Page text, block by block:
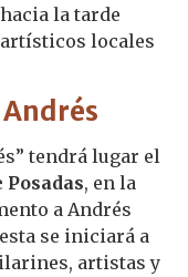
la tarde
locales
tendrá lugar el
, en la
a Andrés
se iniciará a
artistas y